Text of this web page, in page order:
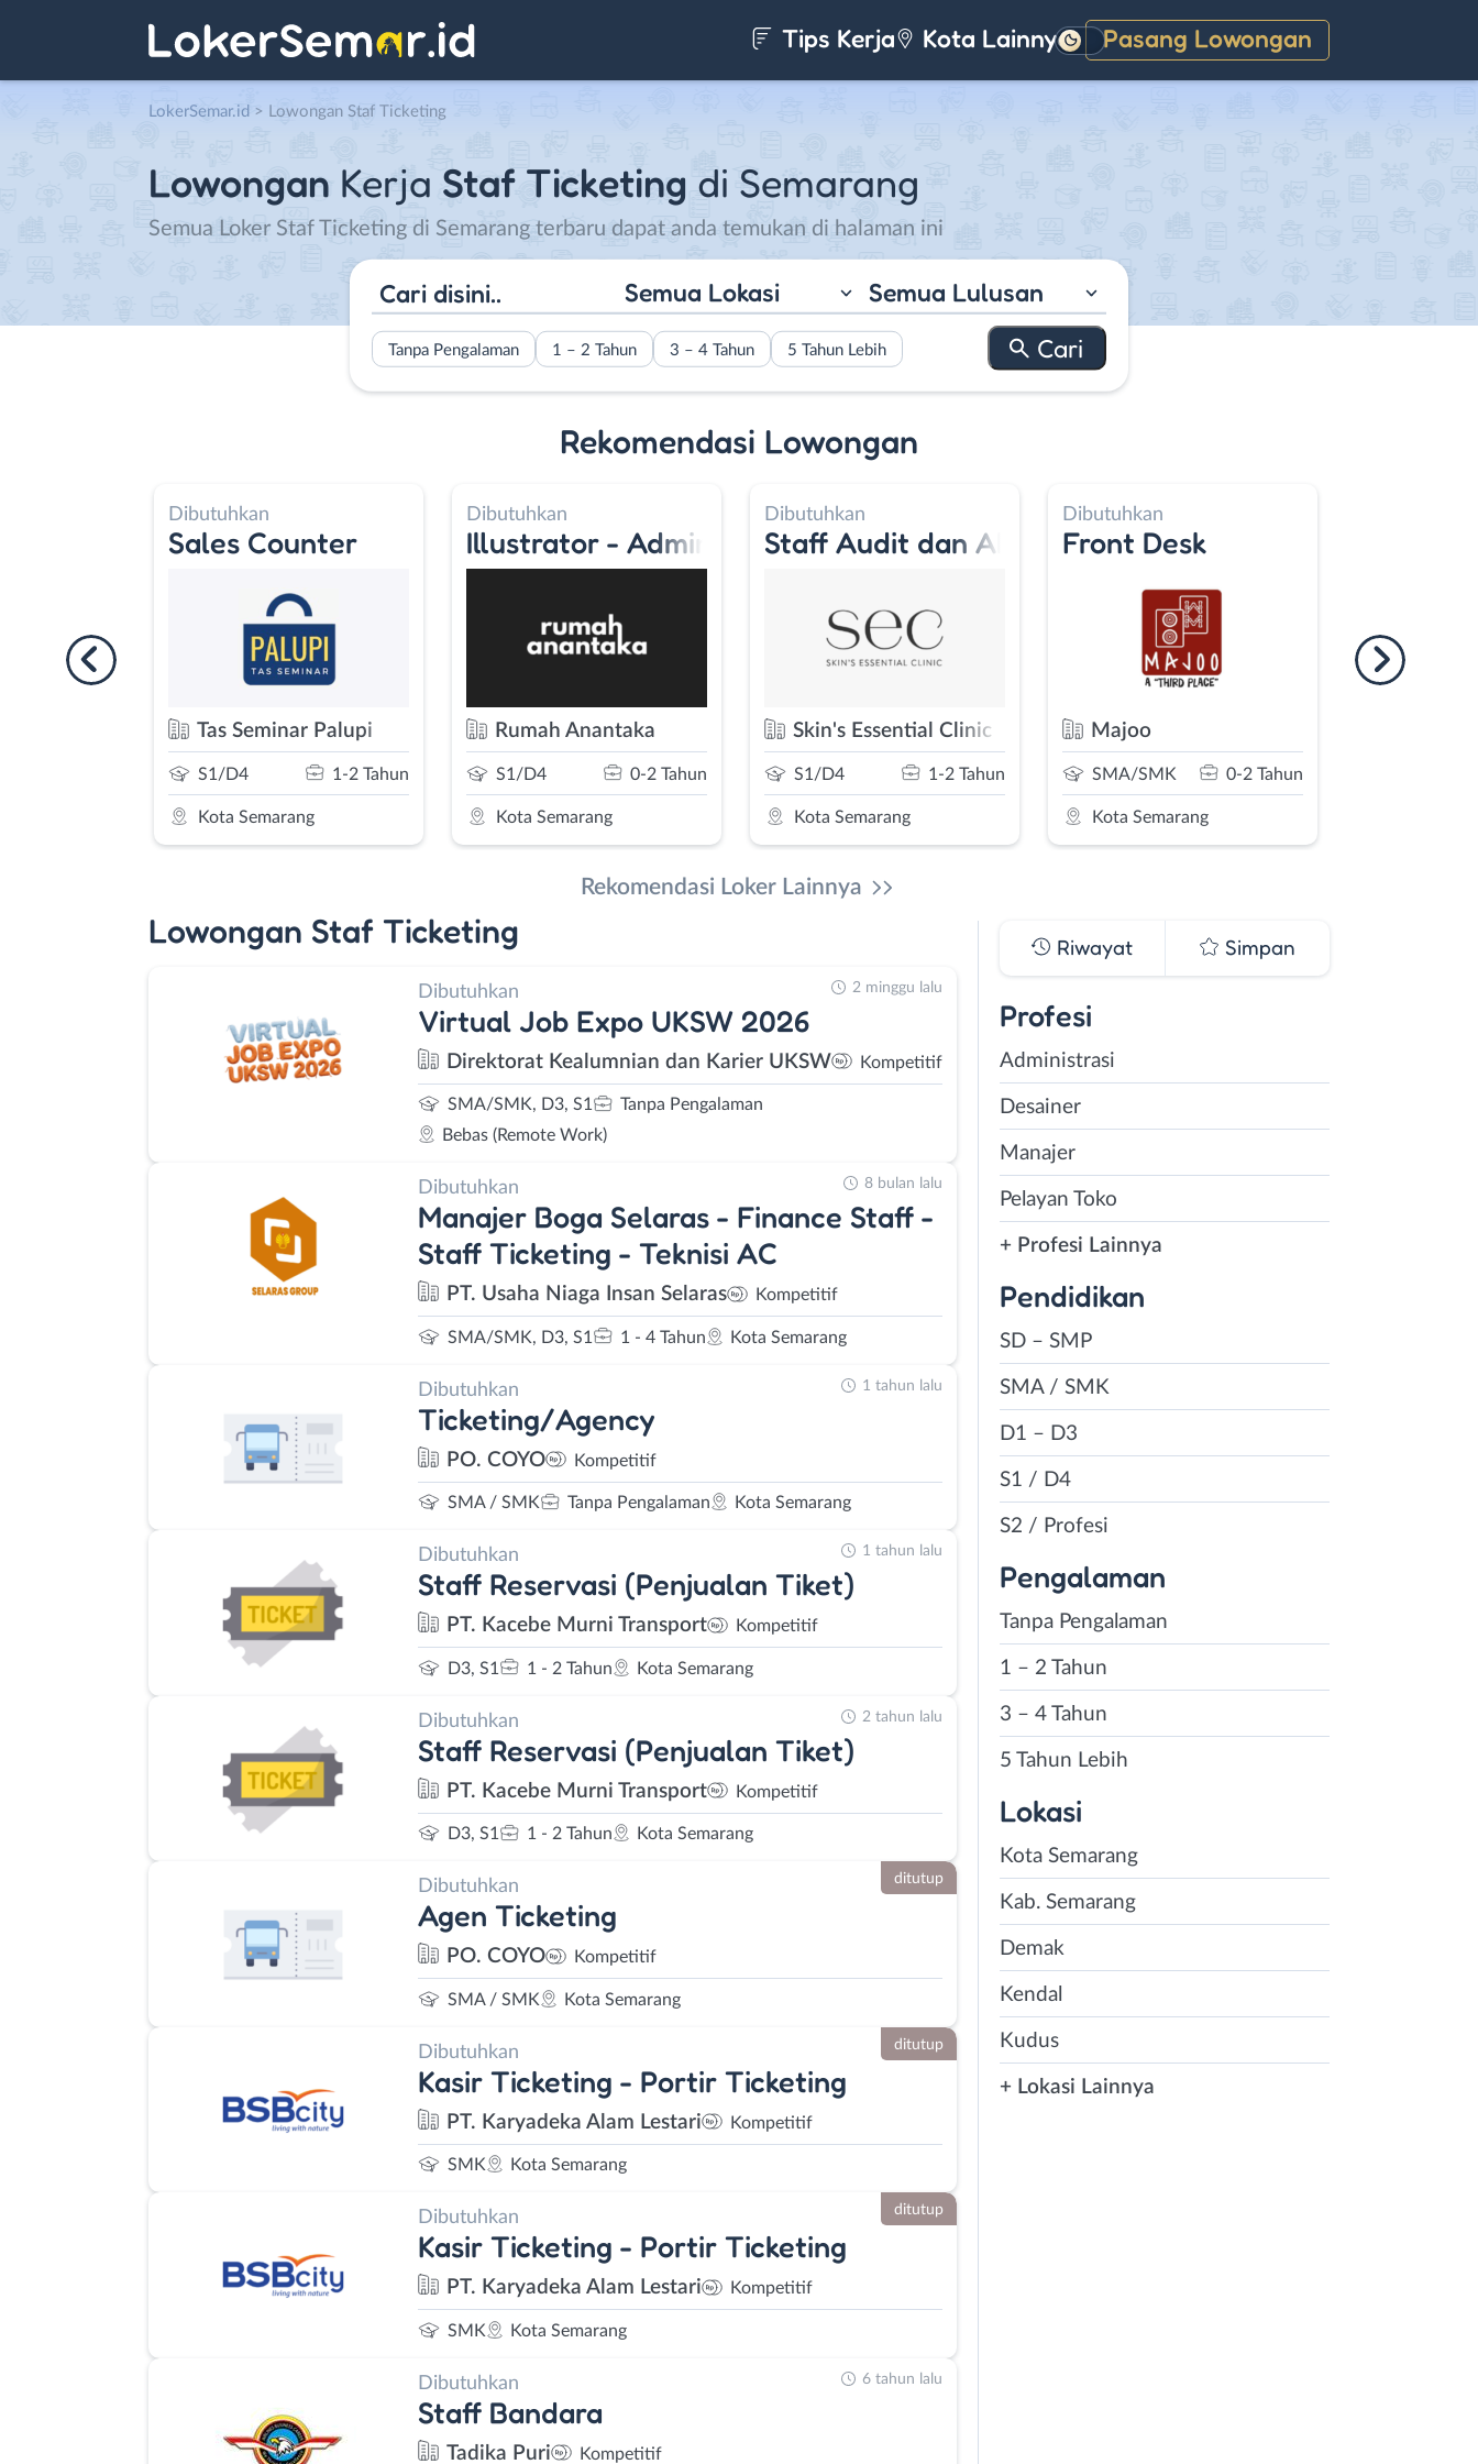
Tips Kerja Kota Lainnya Pasang Lowongan
Gelap
LokerSemar.id > Lowongan Staf Ticketing
Lowongan Kerja Staf Ticketing di Semarang
Semua Loker Staf Ticketing di Semarang terbaru dapat anda temukan di halaman ini
Semua Lokasi Semua Lulusan
Tanpa Pengalaman 1 – 2 Tahun 3 – 4 Tahun 5 Tahun Lebih
Rekomendasi Lowongan
Dibutuhkan
Sales Counter
Tas Seminar Palupi
S1/D4 1-2 Tahun
Kota Semarang
Dibutuhkan
Illustrator - Admin Marketing
Rumah Anantaka
SMA/SMK 0-2 Tahun
Kota Semarang
Dibutuhkan
Staff Audit dan Akuntansi
Skin's Essential Clinic
S1/D4 1-2 Tahun
Kota Semarang
Dibutuhkan
Front Desk
Majoo
SMA/SMK 0-2 Tahun
Kota Semarang
Rekomendasi Loker Lainnya
Lowongan Staf Ticketing
Dibutuhkan
Virtual Job Expo UKSW 2026
Direktorat Kealumnian dan Karier UKSW Kompetitif
SMA/SMK, D3, S1
Tanpa Pengalaman
Bebas (Remote Work)
2 minggu lalu
Dibutuhkan
Manajer Boga Selaras - Finance Staff -
Staff Ticketing - Teknisi AC
PT. Usaha Niaga Insan Selaras Kompetitif
SMA/SMK, D3, S1 1 - 4 Tahun Kota Semarang
8 bulan lalu
Dibutuhkan
Ticketing/Agency
PO. COYO Kompetitif
SMA / SMK Tanpa Pengalaman Kota Semarang
1 tahun lalu
Dibutuhkan
Staff Reservasi (Penjualan Tiket)
PT. Kacebe Murni Transport Kompetitif
D3, S1 1 - 2 Tahun Kota Semarang
1 tahun lalu
Dibutuhkan
Staff Reservasi (Penjualan Tiket)
PT. Kacebe Murni Transport Kompetitif
D3, S1 1 - 2 Tahun Kota Semarang
2 tahun lalu
Dibutuhkan
Agen Ticketing
PO. COYO Kompetitif
SMA / SMK Kota Semarang
ditutup
Dibutuhkan
Kasir Ticketing - Portir Ticketing
PT. Karyadeka Alam Lestari Kompetitif
SMK Kota Semarang
ditutup
Dibutuhkan
Kasir Ticketing - Portir Ticketing
PT. Karyadeka Alam Lestari Kompetitif
SMK Kota Semarang
ditutup
Dibutuhkan
Staff Bandara
Tadika Puri Kompetitif
6 tahun lalu
Riwayat Simpan
Profesi
Administrasi
Desainer
Manajer
Pelayan Toko
+ Profesi Lainnya
Pendidikan
SD – SMP
SMA / SMK
D1 – D3
S1 / D4
S2 / Profesi
Pengalaman
Tanpa Pengalaman
1 – 2 Tahun
3 – 4 Tahun
5 Tahun Lebih
Lokasi
Kota Semarang
Kab. Semarang
Demak
Kendal
Kudus
+ Lokasi Lainnya